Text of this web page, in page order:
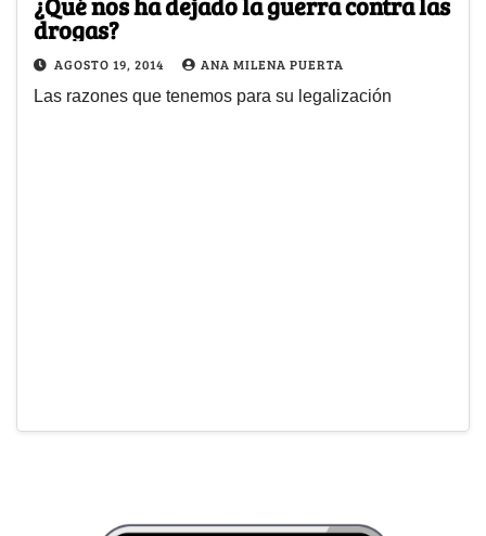
drogas?
AGOSTO 19, 2014 ANA MILENA PUERTA
Las razones que tenemos para su legalización